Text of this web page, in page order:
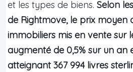
et les types de biens. Selon
de Rightmove, le prix moyen
immobiliers mis en vente sur
augmenté de 0,5% sur un an
atteignant 367 994 livres